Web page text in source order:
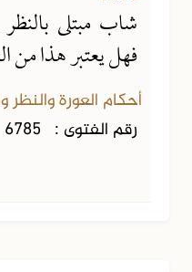
شاب مبتلى
فهل يعتبر هذا من
أحكام العورة والنظر
رقم الفتوى : 6785